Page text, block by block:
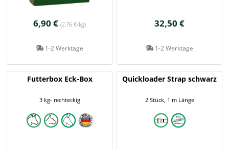
6,90 € (2,76 €/kg)
1-2 Werktage
32,50 €
1-2 Werktage
Futterbox Eck-Box
3 kg- rechteckig
Quickloader Strap schwarz
2 Stück, 1 m Länge